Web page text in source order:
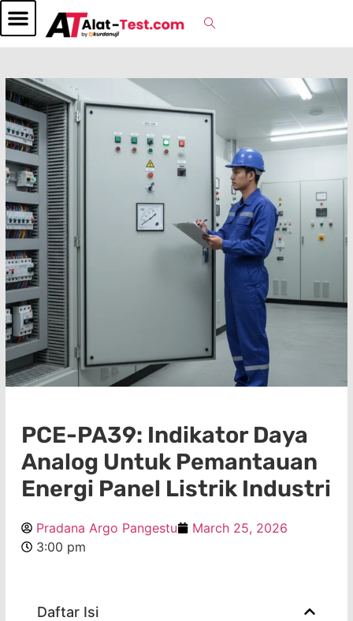
PCE-PA39: Indikator Daya
Analog Untuk Pemantauan
Energi Panel Listrik Industri
Pradana Argo Pangestu
March 25, 2026
3:00 pm
Daftar Isi